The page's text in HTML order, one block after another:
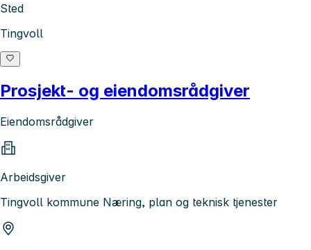
Sted
Tingvoll
Prosjekt- og eiendomsrådgiver
Eiendomsrådgiver
Arbeidsgiver
Tingvoll kommune Næring, plan og teknisk tjenester